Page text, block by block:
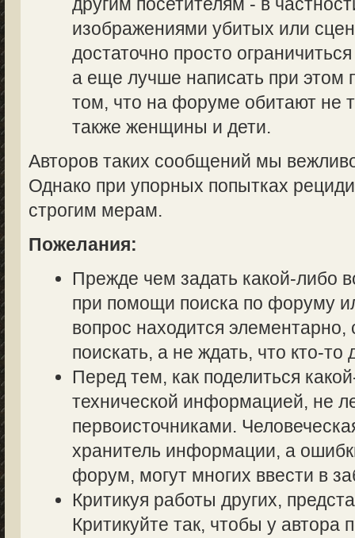
изображениями убитых или
достаточно просто
а еще лучше написать при этом
том, что на форуме обитают не
также женщины и дети.
Авторов таких сообщений мы
Однако при упорных попытках
строгим мерам.
Пожелания:
Прежде чем задать какой-либо
при помощи поиска по форуму
вопрос находится элементарно,
поискать, а не ждать, что кто-то
Перед тем, как поделиться
технической информацией, не
первоисточниками.
хранитель информации, а
форум, могут многих ввести в
Критикуя работы других,
Критикуйте так, чтобы у автора